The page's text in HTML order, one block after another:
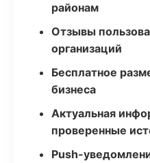
районам
Отзывы
организаций
Бесплатное
бизнеса
Актуальная
проверенные
Push-